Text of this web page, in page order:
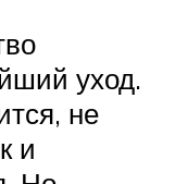
уход.
не
и